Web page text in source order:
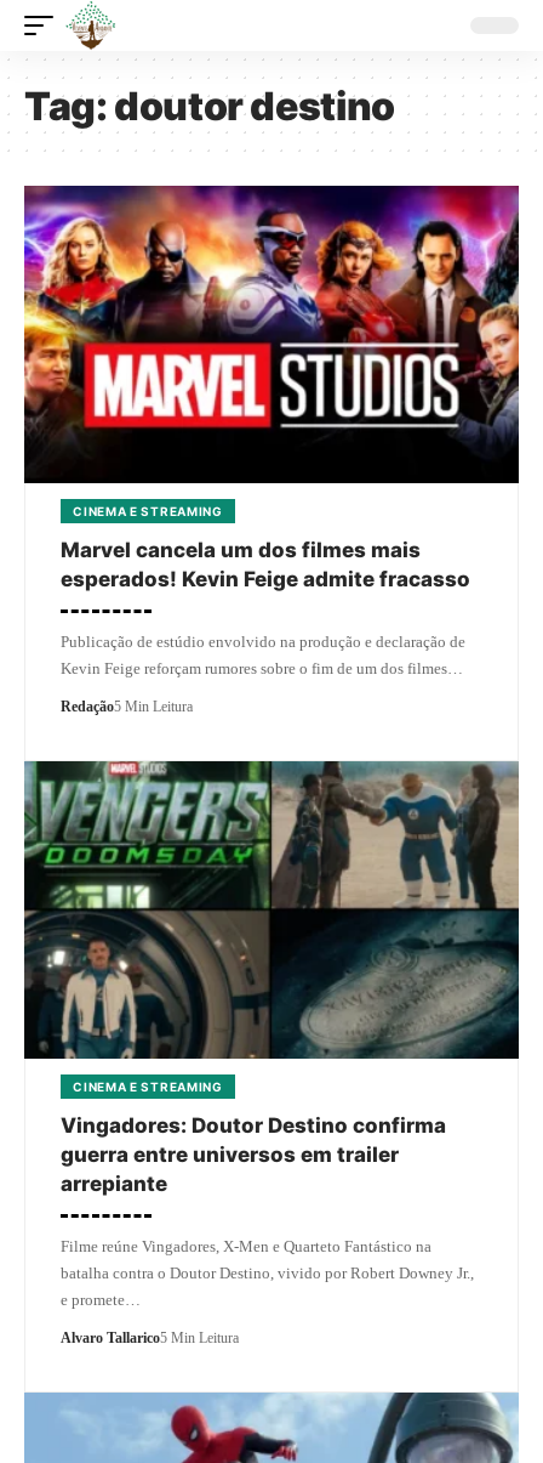
Tag:doutor destino
CINEMA E STREAMING
Marvel cancela um dos filmes mais
esperados! Kevin Feige admite fracasso
Publicação de estúdio envolvido na produção e declaração de
Kevin Feige reforçam rumores sobre o fim de um dos filmes…
Redação5 Min Leitura
CINEMA E STREAMING
Vingadores: Doutor Destino confirma
guerra entre universos em trailer
arrepiante
Filme reúne Vingadores, X-Men e Quarteto Fantástico na
batalha contra o Doutor Destino, vivido por Robert Downey Jr.,
e promete…
Alvaro Tallarico5 Min Leitura